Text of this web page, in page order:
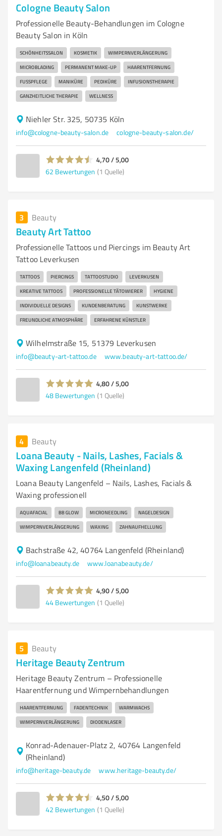
Cologne Beauty Salon
Professionelle Beauty-Behandlungen im Cologne
Beauty Salon in Köln
SCHÖNHEITSSALON KOSMETIK WIMPERNVERLÄNGERUNG
MICROBLADING PERMANENT MAKE-UP HAARENTFERNUNG
FUSSPFLEGE MANIKÜRE PEDIKÜRE INFUSIONSTHERAPIE
GANZHEITLICHE THERAPIE WELLNESS
Niehler Str. 325, 50735 Köln
info@cologne-beauty-salon.de cologne-beauty-salon.de/
4,70 / 5,00
62 Bewertungen (1 Quelle)
3 Beauty
Beauty Art Tattoo
Professionelle Tattoos und Piercings im Beauty Art
Tattoo Leverkusen
TATTOOS PIERCINGS TATTOOSTUDIO LEVERKUSEN
KREATIVE TATTOOS PROFESSIONELLE TÄTOWIERER HYGIENE
INDIVIDUELLE DESIGNS KUNDENBERATUNG KUNSTWERKE
FREUNDLICHE ATMOSPHÄRE ERFAHRENE KÜNSTLER
Wilhelmstraße 15, 51379 Leverkusen
info@beauty-art-tattoo.de www.beauty-art-tattoo.de/
4,80 / 5,00
48 Bewertungen (1 Quelle)
4 Beauty
Loana Beauty - Nails, Lashes, Facials &
Waxing Langenfeld (Rheinland)
Loana Beauty Langenfeld – Nails, Lashes, Facials &
Waxing professionell
AQUAFACIAL BB GLOW MICRONEEDLING NAGELDESIGN
WIMPERNVERLÄNGERUNG WAXING ZAHNAUFHELLUNG
Bachstraße 42, 40764 Langenfeld (Rheinland)
info@loanabeauty.de www.loanabeauty.de/
4,90 / 5,00
44 Bewertungen (1 Quelle)
5 Beauty
Heritage Beauty Zentrum
Heritage Beauty Zentrum – Professionelle
Haarentfernung und Wimpernbehandlungen
HAARENTFERNUNG FADENTECHNIK WARMWACHS
WIMPERNVERLÄNGERUNG DIODENLASER
Konrad-Adenauer-Platz 2, 40764 Langenfeld
(Rheinland)
info@heritage-beauty.de www.heritage-beauty.de/
4,50 / 5,00
42 Bewertungen (1 Quelle)